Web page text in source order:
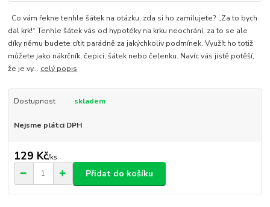
Co vám řekne tenhle šátek na otázku, zda si ho zamilujete? „Za to bych
dal krk!“ Tenhle šátek vás od hypotéky na krku neochrání, za to se ale
díky němu budete cítit parádně za jakýchkoliv podmínek. Využít ho totiž
můžete jako nákrčník, čepici, šátek nebo čelenku. Navíc vás jistě potěší,
že je vy... celý popis
Dostupnost skladem
Nejsme plátci DPH
129 Kč/ks
Přidat do košíku